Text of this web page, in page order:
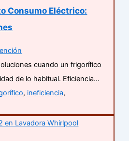
Consumo Eléctrico:
cuando un frigorífico
de lo habitual. Eficiencia…
, ineficiencia,